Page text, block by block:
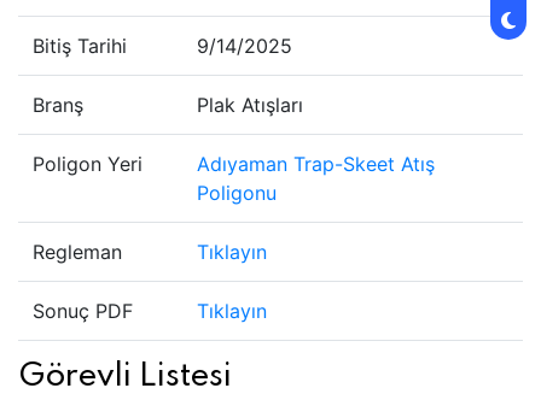
Bitiş Tarihi 9/14/2025
Branş Plak Atışları
Poligon Yeri
Adıyaman Trap-Skeet Atış
Poligonu
Regleman Tıklayın
Sonuç PDF Tıklayın
Görevli Listesi